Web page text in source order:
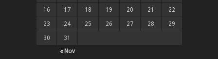
« Nov
16 17 18 19 20 21 22
23 24 25 26 27 28 29
30 31